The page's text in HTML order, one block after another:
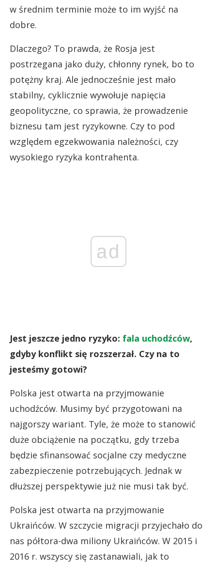
w średnim terminie może to im wyjść na
dobre.
Dlaczego? To prawda, że Rosja jest
postrzegana jako duży, chłonny rynek, bo to
potężny kraj. Ale jednocześnie jest mało
stabilny, cyklicznie wywołuje napięcia
geopolityczne, co sprawia, że prowadzenie
biznesu tam jest ryzykowne. Czy to pod
względem egzekwowania należności, czy
wysokiego ryzyka kontrahenta.
ad
Jest jeszcze jedno ryzyko: fala uchodźców,
gdyby konflikt się rozszerzał. Czy na to
jesteśmy gotowi?
Polska jest otwarta na przyjmowanie
uchodźców. Musimy być przygotowani na
najgorszy wariant. Tyle, że może to stanowić
duże obciążenie na początku, gdy trzeba
będzie sfinansować socjalne czy medyczne
zabezpieczenie potrzebujących. Jednak w
dłuższej perspektywie już nie musi tak być.
Polska jest otwarta na przyjmowanie
Ukraińców. W szczycie migracji przyjechało do
nas półtora-dwa miliony Ukraińców. W 2015 i
2016 r. wszyscy się zastanawiali, jak to